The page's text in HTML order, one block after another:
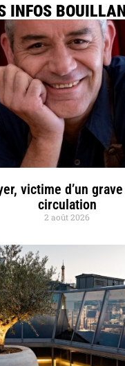
INFOS
victime d’un
circulation
2 août 2026